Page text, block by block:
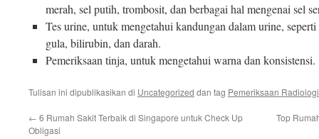
merah, sel putih, trombosit, dan berbagai hal mengenai sel
Tes urine, untuk mengetahui kandungan dalam urine,
gula, bilirubin, dan darah.
Pemeriksaan tinja, untuk mengetahui warna dan konsistensi.
Tulisan ini dipublikasikan di Uncategorized dan tag Pemeriksaan Radiologi
← 6 Rumah Sakit Terbaik di Singapore untuk Check Up
Obligasi
Top